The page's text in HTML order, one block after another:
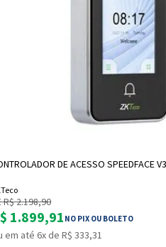
DE ACESSO SPEEDFACE
R$ 2.198,90
1.899,91 NO PIX OU BOLETO
em até 6x de R$ 333,31